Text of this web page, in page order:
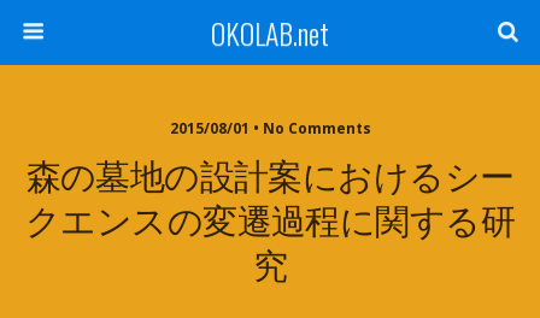
OKOLAB.net
2015/08/01 • No Comments
森の墓地の設計案におけるシー
クエンスの変遷過程に関する研
究